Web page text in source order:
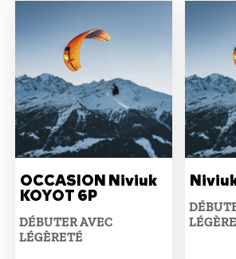
OCCASION Niviuk
KOYOT 6P
DÉBUTER AVEC
LÉGÈRETÉ